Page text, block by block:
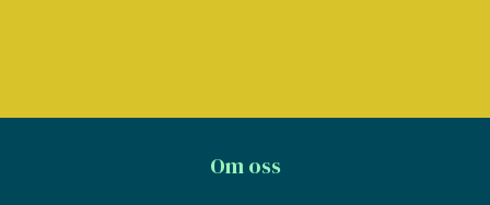
Om oss